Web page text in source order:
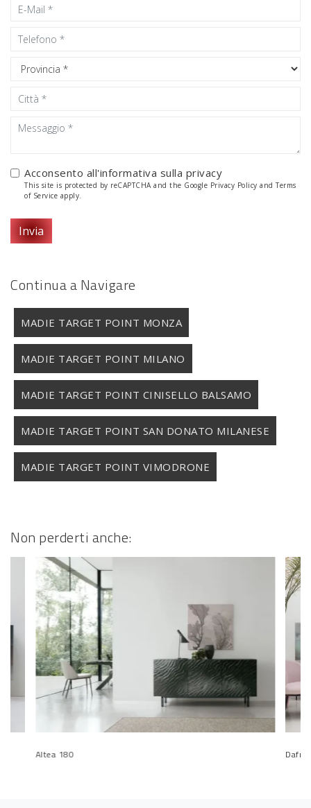
Acconsento all'informativa sulla privacy
This site is protected by reCAPTCHA and the Google Privacy Policy andTerms
of Service apply.
Invia
Continua a Navigare
MADIE TARGET POINT MONZA
MADIE TARGET POINT MILANO
MADIE TARGET POINT CINISELLO BALSAMO
MADIE TARGET POINT SAN DONATO MILANESE
MADIE TARGET POINT VIMODRONE
Non perderti anche:
Altea 180